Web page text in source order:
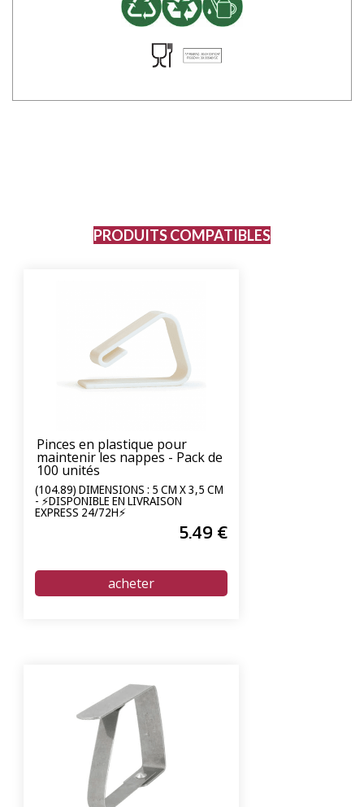
PRODUITS COMPATIBLES
Pinces en plastique pour
maintenir les nappes - Pack de
100 unités
(104.89) DIMENSIONS : 5 CM X 3,5 CM
- ⚡DISPONIBLE EN LIVRAISON
EXPRESS 24/72H⚡
5.49 €